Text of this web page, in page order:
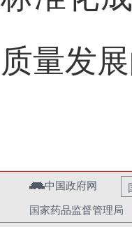
质量发
中国政府网
国家药品监督管理局